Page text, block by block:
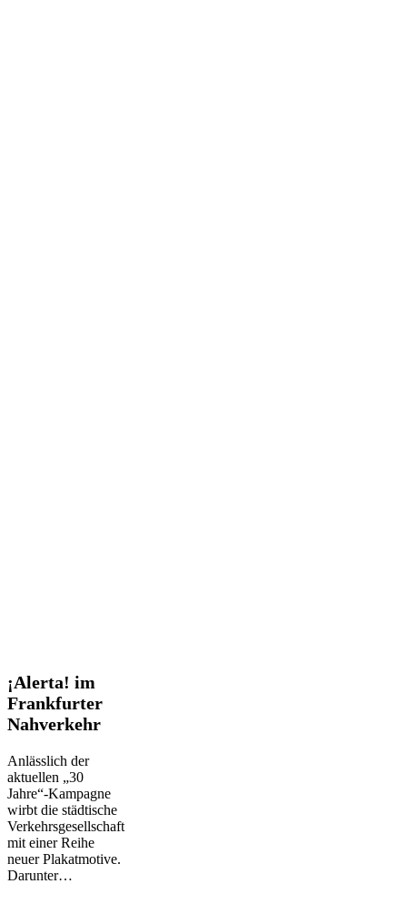
¡Alerta!
im
Frankfurter
Nahverkehr
¡Alerta! im
Frankfurter
Nahverkehr
Anlässlich der
aktuellen „30
Jahre“-Kampagne
wirbt die städtische
Verkehrsgesellschaft
mit einer Reihe
neuer Plakatmotive.
Darunter…